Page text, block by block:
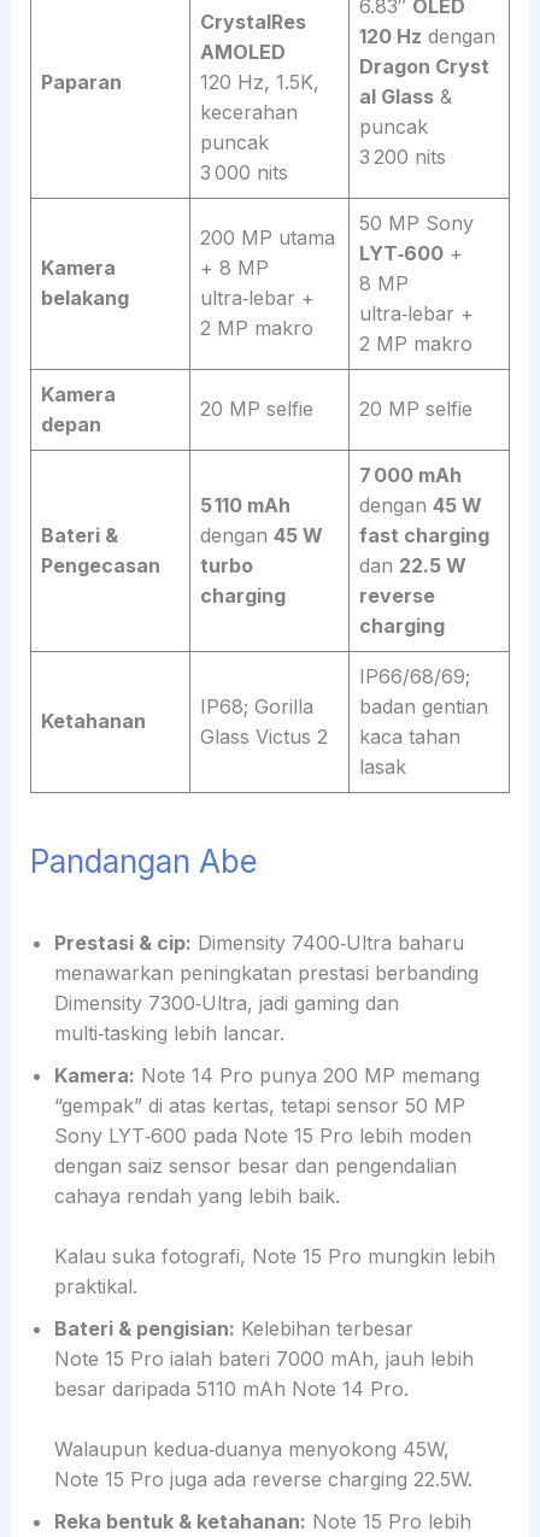
Paparan
CrystalRes
AMOLED
120 Hz, 1.5K,
kecerahan
puncak
3 000 nits
6.83″ OLED
120 Hz dengan
Dragon Cryst
al Glass&
puncak
3 200 nits
Kamera
belakang
200 MP utama
+ 8 MP
ultra‑lebar +
2 MP makro
50 MP Sony
LYT‑600+
8 MP
ultra‑lebar +
2 MP makro
Kamera
depan
20 MP selfie 20 MP selfie
Bateri &
Pengecasan
5 110 mAh
dengan 45 W
turbo
charging
7 000 mAh
dengan 45 W
fast charging
dan 22.5 W
reverse
charging
Ketahanan
IP68; Gorilla
Glass Victus 2
IP66/68/69;
badan gentian
kaca tahan
lasak
Pandangan Abe
Prestasi & cip: Dimensity 7400‑Ultra baharu
menawarkan peningkatan prestasi berbanding
Dimensity 7300‑Ultra, jadi gaming dan
multi‑tasking lebih lancar.
Kamera: Note 14 Pro punya 200 MP memang
“gempak” di atas kertas, tetapi sensor 50 MP
Sony LYT‑600 pada Note 15 Pro lebih moden
dengan saiz sensor besar dan pengendalian
cahaya rendah yang lebih baik.
Kalau suka fotografi, Note 15 Pro mungkin lebih
praktikal.
Bateri & pengisian: Kelebihan terbesar
Note 15 Pro ialah bateri 7000 mAh, jauh lebih
besar daripada 5110 mAh Note 14 Pro.
Walaupun kedua‑duanya menyokong 45W,
Note 15 Pro juga ada reverse charging 22.5W.
Reka bentuk & ketahanan: Note 15 Pro lebih